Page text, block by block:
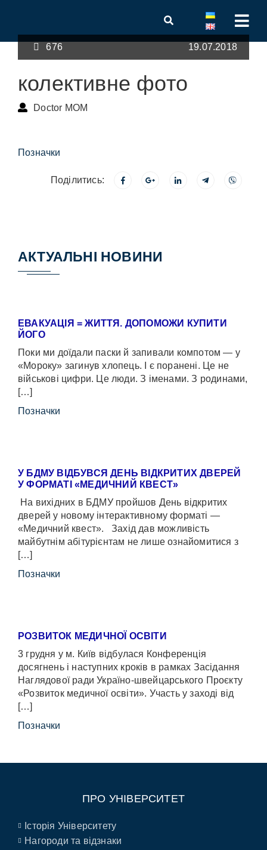
676 19.07.2018
колективне фото
Doctor MOM
Позначки
Поділитись:
АКТУАЛЬНІ НОВИНИ
ЕВАКУАЦІЯ = ЖИТТЯ. ДОПОМОЖИ КУПИТИ
ЙОГО
Поки ми доїдали паски й запивали компотом — у
«Мороку» загинув хлопець. І є поранені. Це не
військові цифри. Це люди. З іменами. З родинами,
[…]
Позначки
У БДМУ ВІДБУВСЯ ДЕНЬ ВІДКРИТИХ ДВЕРЕЙ
У ФОРМАТІ «МЕДИЧНИЙ КВЕСТ»
На вихідних в БДМУ пройшов День відкритих
дверей у новому інтерактивному форматі —
«Медичний квест». Захід дав можливість
майбутнім абітурієнтам не лише ознайомитися з
[…]
Позначки
РОЗВИТОК МЕДИЧНОЇ ОСВІТИ
3 грудня у м. Київ відбулася Конференція
досягнень і наступних кроків в рамках Засідання
Наглядової ради Україно-швейцарського Проєкту
«Розвиток медичної освіти». Участь у заході від
[…]
Позначки
ПРО УНІВЕРСИТЕТ
Історія Університету
Нагороди та відзнаки